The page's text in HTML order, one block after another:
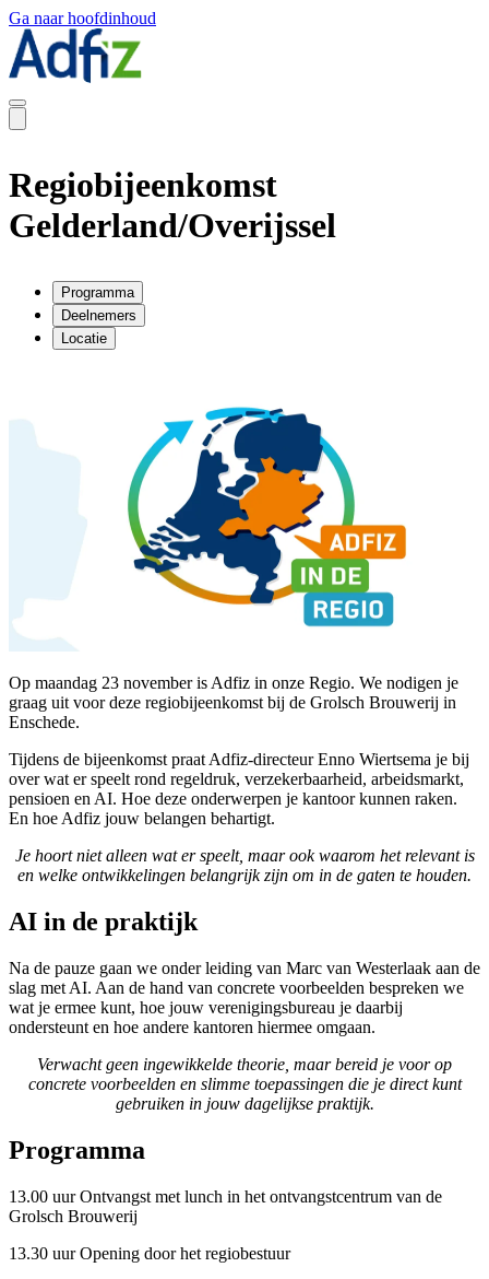
Ga naar hoofdinhoud
Regiobijeenkomst
Gelderland/Overijssel
Programma
Deelnemers
Locatie
Op maandag 23 november is Adfiz in onze Regio. We nodigen je
graag uit voor deze regiobijeenkomst bij de Grolsch Brouwerij in
Enschede.
Tijdens de bijeenkomst praat Adfiz-directeur Enno Wiertsema je bij
over wat er speelt rond regeldruk, verzekerbaarheid, arbeidsmarkt,
pensioen en AI. Hoe deze onderwerpen je kantoor kunnen raken.
En hoe Adfiz jouw belangen behartigt.
Je hoort niet alleen wat er speelt, maar ook waarom het relevant is
en welke ontwikkelingen belangrijk zijn om in de gaten te houden.
AI in de praktijk
Na de pauze gaan we onder leiding van Marc van Westerlaak aan de
slag met AI. Aan de hand van concrete voorbeelden bespreken we
wat je ermee kunt, hoe jouw verenigingsbureau je daarbij
ondersteunt en hoe andere kantoren hiermee omgaan.
Verwacht geen ingewikkelde theorie, maar bereid je voor op
concrete voorbeelden en slimme toepassingen die je direct kunt
gebruiken in jouw dagelijkse praktijk.
Programma
13.00 uur Ontvangst met lunch in het ontvangstcentrum van de
Grolsch Brouwerij
13.30 uur Opening door het regiobestuur